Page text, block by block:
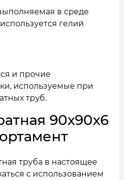
в среде
гелий
и прочие
используемые при
труб.
90x90x6
труба в настоящее
с использованием